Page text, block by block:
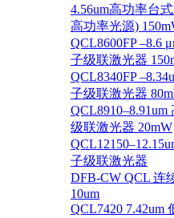
4.56um高功率台
高功率光源)
QCL8600FP –8.6
子级联激光器
QCL8340FP
子级联激光器
级联激光器 20mW
子级联激光器
DFB-CW QCL 连
10um
QCL7420 7.42um